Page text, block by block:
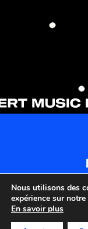
ARTICLES
Nous utilisons des
expérience sur notre
En savoir plus